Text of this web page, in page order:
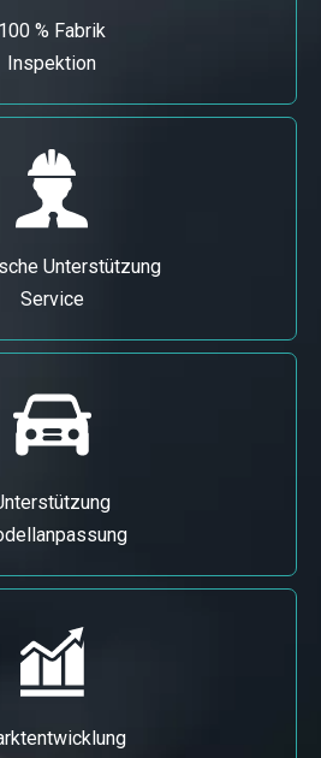
100 % Fabrik
Inspektion
Unterstützung
Service